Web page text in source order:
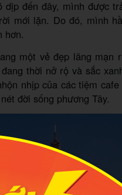
đến đây, mình được
mới lặn. Do đó, mình
hơn.
một vẻ đẹp lãng mạn
thời nở rộ và sắc
nhịp của các tiệm
đời sống phương Tây.